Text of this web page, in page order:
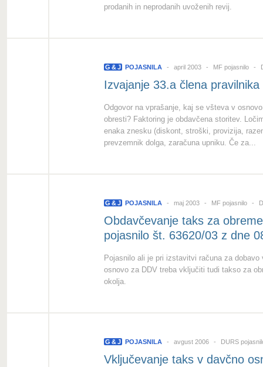
prodanih in neprodanih uvoženih revij.
G &J POJASNILA april 2003 MF pojasnilo
Izvajanje 33.a člena
Odgovor na vprašanje, kaj se všteva v
obresti? Faktoring je obdavčena storitev.
enaka znesku (diskont, stroški, provizija,
prevzemnik dolga, zaračuna upniku. Če za...
G &J POJASNILA maj 2003 MF pojasnilo
Obdavčevanje taks za
pojasnilo št. 63620/03 z dne
Pojasnilo ali je pri izstavitvi računa za
osnovo za DDV treba vključiti tudi takso za
okolja.
G &J POJASNILA avgust 2006 DURS
Vključevanje taks v davčno